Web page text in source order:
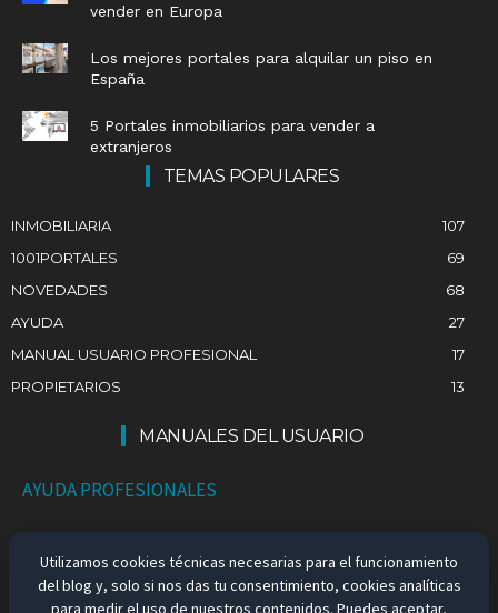
vender en Europa
Los mejores portales para alquilar un piso en
España
5 Portales inmobiliarios para vender a
extranjeros
TEMAS POPULARES
INMOBILIARIA
107
1001PORTALES
69
NOVEDADES
68
AYUDA
27
MANUAL USUARIO PROFESIONAL
17
PROPIETARIOS
13
MANUALES DEL USUARIO
AYUDA PROFESIONALES
EMPLEO EN ESPAÑA
Utilizamos cookies técnicas necesarias para el funcionamiento
del blog y, solo si nos das tu consentimiento, cookies analíticas
para medir el uso de nuestros contenidos. Puedes aceptar,